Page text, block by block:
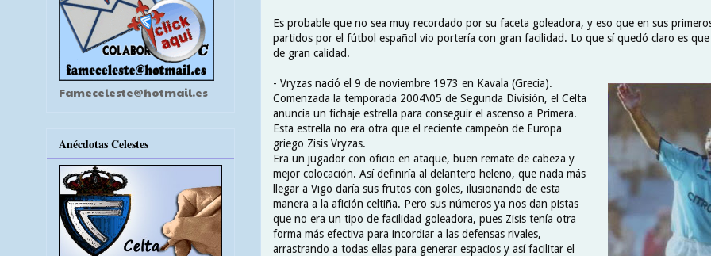
Es probable que no sea muy recordado por su faceta goleadora, y eso que en sus
partidos por el fútbol español vio portería con gran facilidad. Lo que sí quedó claro es
de gran calidad.
- Vryzas nació el 9 de noviembre 1973 en Kavala (Grecia).
Comenzada la temporada 2004\05 de Segunda División, el Celta
anuncia un fichaje estrella para conseguir el ascenso a Primera.
Esta estrella no era otra que el reciente campeón de Europa
griego Zisis Vryzas.
Era un jugador con oficio en ataque, buen remate de cabeza y
mejor colocación. Así definiría al delantero heleno, que nada más
llegar a Vigo daría sus frutos con goles, ilusionando de esta
manera a la afición celtiña. Pero sus números ya nos dan pistas
que no era un tipo de facilidad goleadora, pues Zisis tenía otra
forma más efectiva para incordiar a las defensas rivales,
arrastrando a todas ellas para generar espacios y así facilitar el
Fameceleste@hotmail.es
Anécdotas Celestes